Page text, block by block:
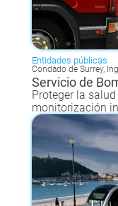
Entidades públicas
Condado de Surrey,
Servicio de
Proteger la
monitorización